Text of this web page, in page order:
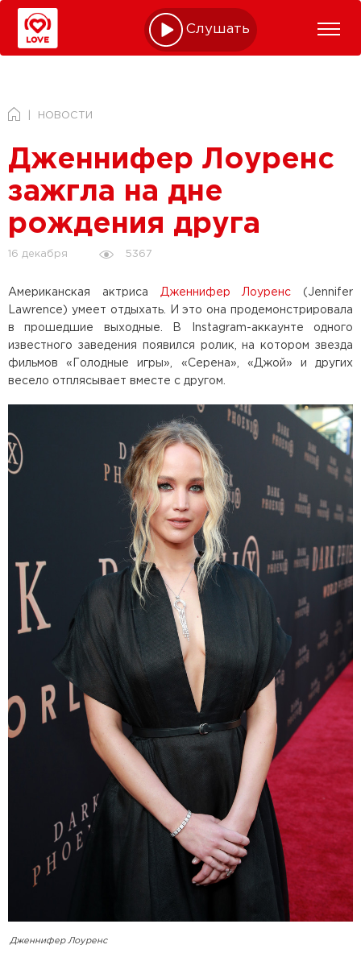
Слушать online
НОВОСТИ
Дженнифер Лоуренс
зажгла на дне
рождения друга
16 декабря 5367
Американская актриса Дженнифер Лоуренс (Jennifer
Lawrence) умеет отдыхать. И это она продемонстрировала
в прошедшие выходные. В Instagram-аккаунте одного
известного заведения появился ролик, на котором звезда
фильмов «Голодные игры», «Серена», «Джой» и других
весело отплясывает вместе с другом.
Дженнифер Лоуренс